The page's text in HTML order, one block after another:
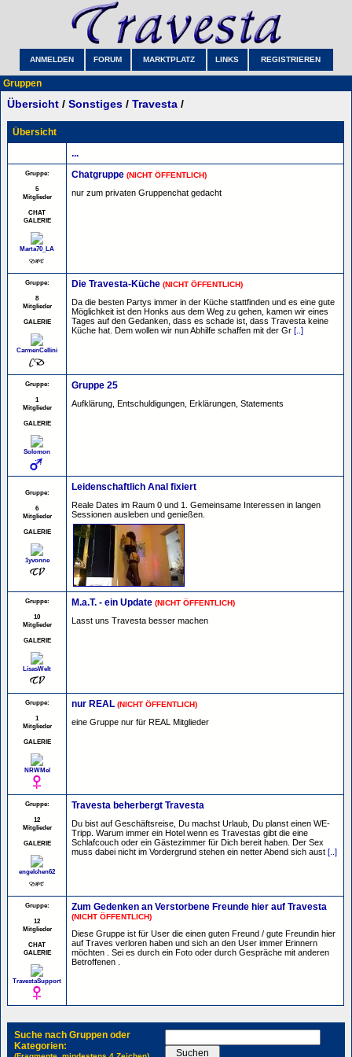
ANMELDEN FORUM MARKTPLATZ LINKS REGISTRIEREN
Gruppen
Übersicht / Sonstiges / Travesta /
Übersicht
...
Gruppe:
5
Mitglieder
CHAT
GALERIE
Marta70_LA
Chatgruppe (NICHT ÖFFENTLICH)
nur zum privaten Gruppenchat gedacht
Gruppe:
8
Mitglieder
GALERIE
CarmenCellini
Die Travesta-Küche (NICHT ÖFFENTLICH)
Da die besten Partys immer in der Küche stattfinden und es eine gute
Möglichkeit ist den Honks aus dem Weg zu gehen, kamen wir eines
Tages auf den Gedanken, dass es schade ist, dass Travesta keine
Küche hat. Dem wollen wir nun Abhilfe schaffen mit der Gr [..]
Gruppe:
1
Mitglieder
GALERIE
Solomon
Gruppe 25
Aufklärung, Entschuldigungen, Erklärungen, Statements
Gruppe:
6
Mitglieder
GALERIE
1yvonne
Leidenschaftlich Anal fixiert
Reale Dates im Raum 0 und 1. Gemeinsame Interessen in langen
Sessionen ausleben und genießen.
Gruppe:
10
Mitglieder
GALERIE
LisasWelt
M.a.T. - ein Update (NICHT ÖFFENTLICH)
Lasst uns Travesta besser machen
Gruppe:
1
Mitglieder
GALERIE
NRWMel
nur REAL (NICHT ÖFFENTLICH)
eine Gruppe nur für REAL Mitglieder
Gruppe:
12
Mitglieder
GALERIE
engelchen62
Travesta beherbergt Travesta
Du bist auf Geschäftsreise, Du machst Urlaub, Du planst einen WE-
Tripp. Warum immer ein Hotel wenn es Travestas gibt die eine
Schlafcouch oder ein Gästezimmer für Dich bereit haben. Der Sex
muss dabei nicht im Vordergrund stehen ein netter Abend sich aust [..]
Gruppe:
12
Mitglieder
CHAT
GALERIE
TravestaSupport
Zum Gedenken an Verstorbene Freunde hier auf Travesta
(NICHT ÖFFENTLICH)
Diese Gruppe ist für User die einen guten Freund / gute Freundin hier
auf Traves verloren haben und sich an den User immer Erinnern
möchten . Sei es durch ein Foto oder durch Gespräche mit anderen
Betroffenen .
Suche nach Gruppen oder
Kategorien: